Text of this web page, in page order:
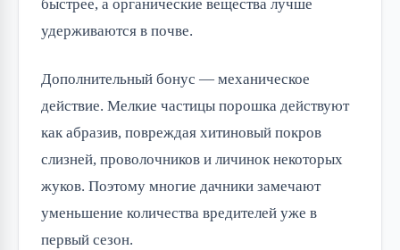
быстрее, а органические вещества лучше
удерживаются в почве.
Дополнительный бонус — механическое
действие. Мелкие частицы порошка действуют
как абразив, повреждая хитиновый покров
слизней, проволочников и личинок некоторых
жуков. Поэтому многие дачники замечают
уменьшение количества вредителей уже в
первый сезон.